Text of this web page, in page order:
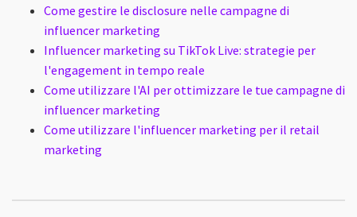
Come gestire le disclosure nelle campagne di
influencer marketing
Influencer marketing su TikTok Live: strategie per
l'engagement in tempo reale
Come utilizzare l'AI per ottimizzare le tue campagne di
influencer marketing
Come utilizzare l'influencer marketing per il retail
marketing